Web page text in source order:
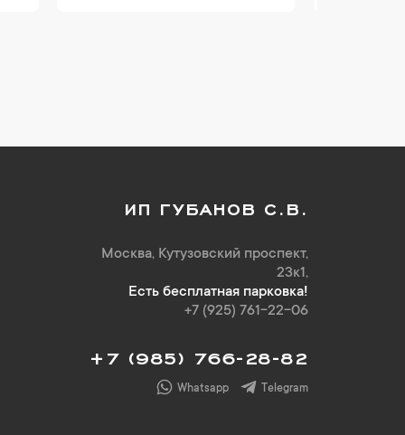
ИП ГУБАНОВ С.В.
Москва, Кутузовский проспект,
23к1,
Есть бесплатная парковка!
+7 (925) 761-22-06
+7 (985) 766-28-82
Whatsapp Telegram